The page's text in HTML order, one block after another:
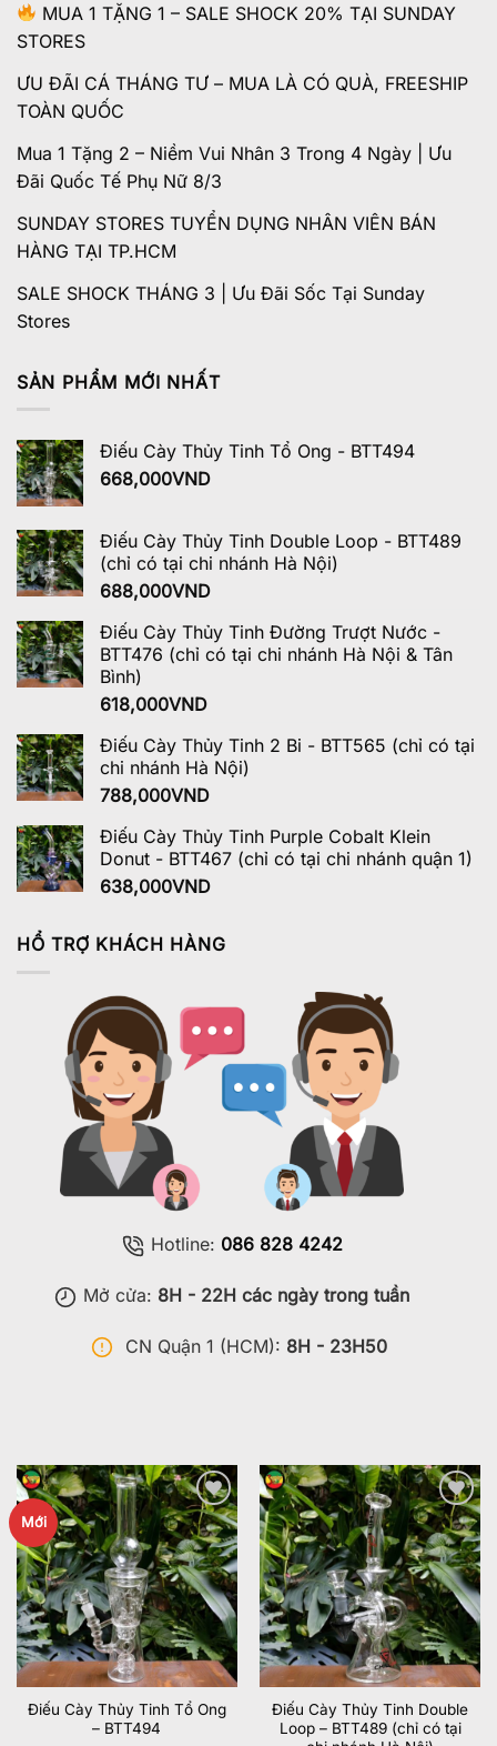
MUA 1 TẶNG 1 – SALE SHOCK 20% TẠI SUNDAY
STORES
ƯU ĐÃI CÁ THÁNG TƯ – MUA LÀ CÓ QUÀ, FREESHIP
TOÀN QUỐC
Mua 1 Tặng 2 – Niềm Vui Nhân 3 Trong 4 Ngày | Ưu
Đãi Quốc Tế Phụ Nữ 8/3
SUNDAY STORES TUYỂN DỤNG NHÂN VIÊN BÁN
HÀNG TẠI TP.HCM
SALE SHOCK THÁNG 3 | Ưu Đãi Sốc Tại Sunday
Stores
SẢN PHẨM MỚI NHẤT
Điếu Cày Thủy Tinh Tổ Ong - BTT494
668,000VND
Điếu Cày Thủy Tinh Double Loop - BTT489
(chỉ có tại chi nhánh Hà Nội)
688,000VND
Điếu Cày Thủy Tinh Đường Trượt Nước -
BTT476 (chỉ có tại chi nhánh Hà Nội & Tân
Bình)
618,000VND
Điếu Cày Thủy Tinh 2 Bi - BTT565 (chỉ có tại
chi nhánh Hà Nội)
788,000VND
Điếu Cày Thủy Tinh Purple Cobalt Klein
Donut - BTT467 (chỉ có tại chi nhánh quận 1)
638,000VND
HỔ TRỢ KHÁCH HÀNG
Hotline: 086 828 4242
Mở cửa: 8H - 22H các ngày trong tuần
CN Quận 1 (HCM): 8H - 23H50
Mới
Add to
wishlist
Điếu Cày Thủy Tinh Tổ Ong
– BTT494
Add to
wishlist
Điếu Cày Thủy Tinh Double
Loop – BTT489 (chỉ có tại